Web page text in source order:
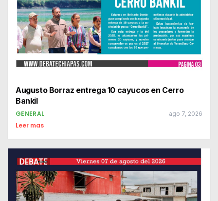
Augusto Borraz entrega 10 cayucos en Cerro
Bankil
GENERAL ago 7, 2026
Leer mas